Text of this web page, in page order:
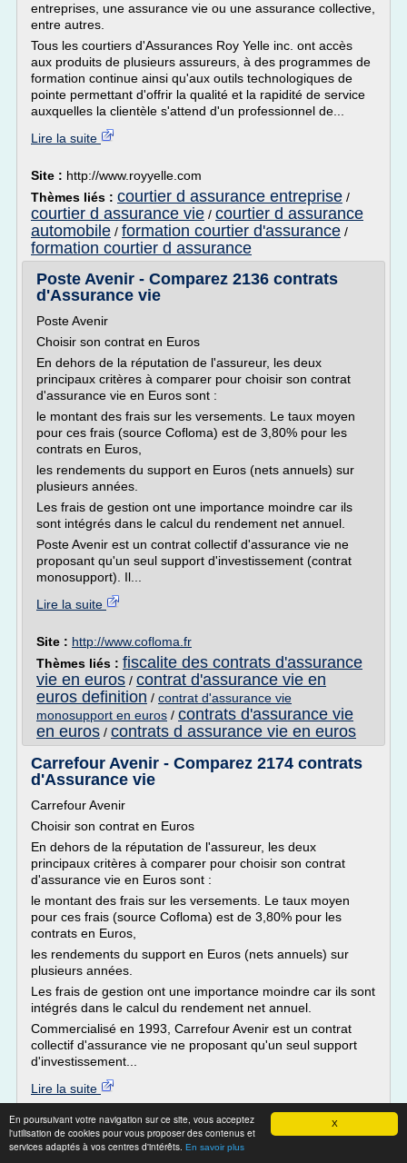
X
En poursuivant votre navigation sur ce site, vous acceptez
l'utilisation de cookies pour vous proposer des contenus et
services adaptés à vos centres d'intérêts. En savoir plus
entreprises, une assurance vie ou une assurance collective,
entre autres.
Tous les courtiers d'Assurances Roy Yelle inc. ont accès
aux produits de plusieurs assureurs, à des programmes de
formation continue ainsi qu'aux outils technologiques de
pointe permettant d'offrir la qualité et la rapidité de service
auxquelles la clientèle s'attend d'un professionnel de...
Lire la suite
Site : http://www.royyelle.com
Thèmes liés : courtier d assurance entreprise /
courtier d assurance vie / courtier d assurance
automobile / formation courtier d'assurance /
formation courtier d assurance
Poste Avenir - Comparez 2136 contrats
d'Assurance vie
Poste Avenir
Choisir son contrat en Euros
En dehors de la réputation de l'assureur, les deux
principaux critères à comparer pour choisir son contrat
d'assurance vie en Euros sont :
le montant des frais sur les versements. Le taux moyen
pour ces frais (source Cofloma) est de 3,80% pour les
contrats en Euros,
les rendements du support en Euros (nets annuels) sur
plusieurs années.
Les frais de gestion ont une importance moindre car ils
sont intégrés dans le calcul du rendement net annuel.
Poste Avenir est un contrat collectif d'assurance vie ne
proposant qu'un seul support d'investissement (contrat
monosupport). Il...
Lire la suite
Site : http://www.cofloma.fr
Thèmes liés : fiscalite des contrats d'assurance
vie en euros / contrat d'assurance vie en
euros definition / contrat d'assurance vie
monosupport en euros / contrats d'assurance vie
en euros / contrats d assurance vie en euros
Carrefour Avenir - Comparez 2174 contrats
d'Assurance vie
Carrefour Avenir
Choisir son contrat en Euros
En dehors de la réputation de l'assureur, les deux
principaux critères à comparer pour choisir son contrat
d'assurance vie en Euros sont :
le montant des frais sur les versements. Le taux moyen
pour ces frais (source Cofloma) est de 3,80% pour les
contrats en Euros,
les rendements du support en Euros (nets annuels) sur
plusieurs années.
Les frais de gestion ont une importance moindre car ils sont
intégrés dans le calcul du rendement net annuel.
Commercialisé en 1993, Carrefour Avenir est un contrat
collectif d'assurance vie ne proposant qu'un seul support
d'investissement...
Lire la suite
Site :http://www.cofloma.fr
Assurances-vie temporaire 30 ans -